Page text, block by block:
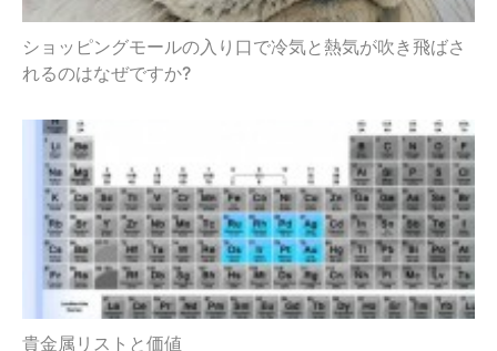
ショッピングモールの入り口で冷気と熱気が吹き飛ばさ
れるのはなぜですか?
貴金属リストと価値